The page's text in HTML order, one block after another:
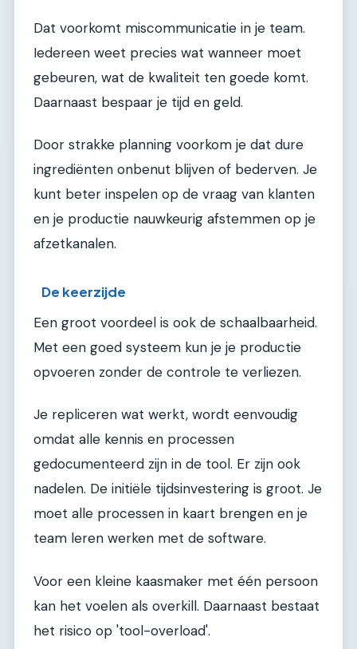
Dat voorkomt miscommunicatie in je team.
Iedereen weet precies wat wanneer moet
gebeuren, wat de kwaliteit ten goede komt.
Daarnaast bespaar je tijd en geld.
Door strakke planning voorkom je dat dure
ingrediënten onbenut blijven of bederven. Je
kunt beter inspelen op de vraag van klanten
en je productie nauwkeurig afstemmen op je
afzetkanalen.
De keerzijde
Een groot voordeel is ook de schaalbaarheid.
Met een goed systeem kun je je productie
opvoeren zonder de controle te verliezen.
Je repliceren wat werkt, wordt eenvoudig
omdat alle kennis en processen
gedocumenteerd zijn in de tool. Er zijn ook
nadelen. De initiële tijdsinvestering is groot. Je
moet alle processen in kaart brengen en je
team leren werken met de software.
Voor een kleine kaasmaker met één persoon
kan het voelen als overkill. Daarnaast bestaat
het risico op 'tool-overload'.